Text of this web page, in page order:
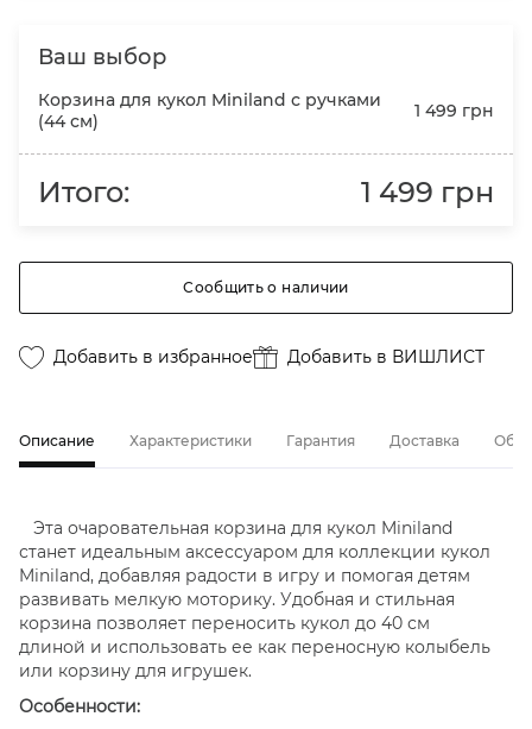
Ваш выбор
Корзина для кукол Miniland с ручками
(44 см)
1 499 грн
Итого: 1 499 грн
Сообщить о наличии
Добавить в избранное Добавить в ВИШЛИСТ
Описание Характеристики Гарантия Доставка
Эта очаровательная корзина для кукол Miniland
станет идеальным аксессуаром для коллекции кукол
Miniland, добавляя радости в игру и помогая детям
развивать мелкую моторику. Удобная и стильная
корзина позволяет переносить кукол до 40 см
длиной и использовать ее как переносную колыбель
или корзину для игрушек.
Особенности: